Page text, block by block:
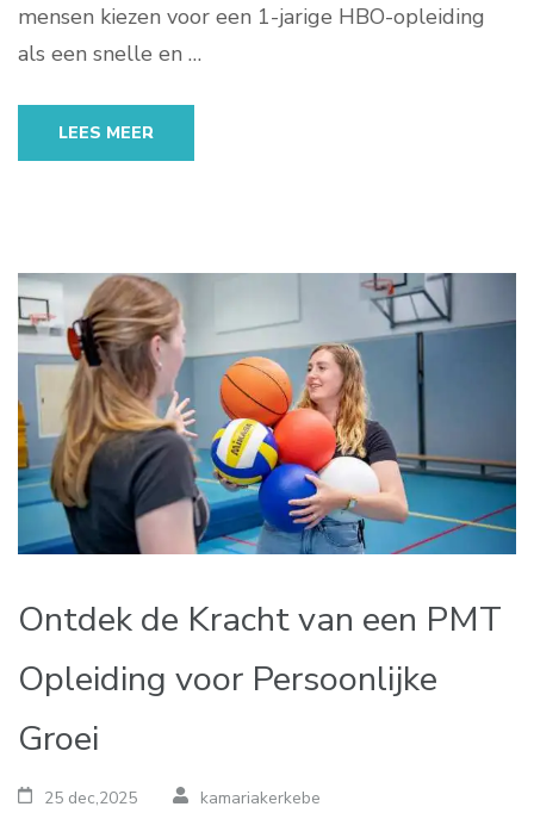
mensen kiezen voor een 1-jarige HBO-opleiding
als een snelle en …
LEES MEER
Ontdek de Kracht van een PMT
Opleiding voor Persoonlijke
Groei
25 dec,2025
kamariakerkebe